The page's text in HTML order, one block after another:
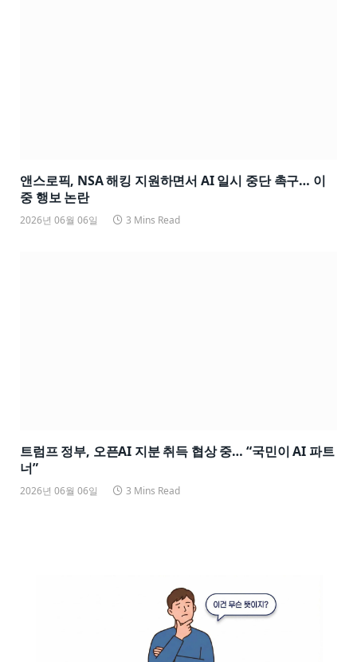
앤스로픽, NSA 해킹 지원하면서 AI 일시 중단 촉구… 이
중 행보 논란
2026년 06월 06일 3 Mins Read
트럼프 정부, 오픈AI 지분 취득 협상 중… “국민이 AI 파트
너”
2026년 06월 06일 3 Mins Read